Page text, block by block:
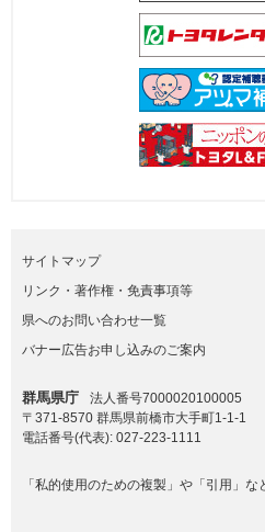
サイトマップ
リンク・著作権・免責事項等
県へのお問い合わせ一覧
バナー広告お申し込みのご案内
群馬県庁
法人番号7000020100005
〒371-8570 群馬県前橋市大手町1-1-1
電話番号(代表): 027-223-1111
「私的使用のための複製」や「引用」